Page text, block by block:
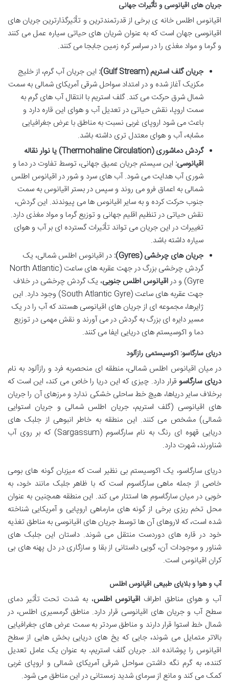
جریان های اقیانوسی و تأثیرات جهانی
اقیانوس اطلس خانه ی برخی از قدرتمندترین و تأثیرگذارترین جریان های
اقیانوسی جهان است که به عنوان شریان های حیاتی سیاره عمل می کنند
و گرما و مواد مغذی را در سراسر کره زمین جابجا می کنند.
جریان گلف استریم (Gulf Stream):
این جریان آب گرم، از خلیج
مکزیک آغاز شده و در امتداد سواحل شرقی آمریکای شمالی به سمت
شمال شرق حرکت می کند. گلف استریم با انتقال آب های گرم به
سمت اروپا، نقش حیاتی در تعدیل آب و هوای این قاره دارد و
باعث می شود اروپای غربی نسبت به مناطق با عرض جغرافیایی
مشابه، آب و هوای معتدل تری داشته باشد.
گردش دماشوری (Thermohaline Circulation) یا نوار نقاله
اقیانوسی: این سیستم جریان عمیق جهانی، توسط تفاوت در دما و
شوری آب هدایت می شود. آب های سرد و شور در اقیانوس اطلس
شمالی به اعماق فرو می روند و سپس در بستر اقیانوس به سمت
جنوب حرکت کرده و به سایر اقیانوس ها می پیوندند. این گردش،
نقش حیاتی در تنظیم اقلیم جهانی و توزیع گرما و مواد مغذی دارد.
تغییرات در این جریان می تواند تأثیرات گسترده ای بر آب و هوای
سیاره داشته باشد.
جریان های چرخشی (Gyres):
در اقیانوس اطلس شمالی، یک
گردش چرخشی بزرگ در جهت عقربه های ساعت (North Atlantic
Gyre) و در
اقیانوس اطلس جنوبی، یک گردش چرخشی در خلاف
جهت عقربه های ساعت (South Atlantic Gyre) وجود دارد. این
ژایرها، مجموعه ای از جریان های اقیانوسی هستند که آب را در یک
مسیر دایره ای بزرگ به گردش در می آورند و نقش مهمی در توزیع
دما و اکوسیستم های دریایی ایفا می کنند.
دریای سارگاسو: اکوسیستمی رازآلود
در میان اقیانوس اطلس شمالی، منطقه ای منحصربه فرد و رازآلود به نام
دریای سارگاسوقرار دارد. چیزی که این دریا را خاص می کند، این است که
برخلاف سایر دریاها، هیچ خط ساحلی خشکی ندارد و مرزهای آن را جریان
های اقیانوسی (گلف استریم، جریان اطلس شمالی و جریان استوایی
شمالی) مشخص می کنند. این منطقه به خاطر انبوهی از جلبک های
دریایی قهوه ای رنگ به نام سارگاسوم (Sargassum) که بر روی آب
شناورند، شهرت دارد.
دریای سارگاسو، یک اکوسیستم بی نظیر است که میزبان گونه های بومی
خاصی از جمله ماهی سارگاسوم است که با ظاهر جلبک مانند خود، به
خوبی در میان سارگاسوم ها استتار می کند. این منطقه همچنین به عنوان
محل تخم ریزی برخی از گونه های مارماهی اروپایی و آمریکایی شناخته
شده است، که لاروهای آن ها توسط جریان های اقیانوسی به مناطق تغذیه
خود در قاره های دوردست منتقل می شوند. داستان این جلبک های
شناور و موجودات آن، گویی داستانی از بقا و سازگاری در دل پهنه های بی
کران اقیانوس است.
آب و هوا و بلایای طبیعی اقیانوس اطلس
آب و هوای مناطق اطراف اقیانوس اطلس، به شدت تحت تأثیر دمای
سطح آب و جریان های اقیانوسی قرار دارد. مناطق گرمسیری اطلس، در
شمال خط استوا قرار دارند و مناطق سردتر به سمت عرض های جغرافیایی
بالاتر متمایل می شوند، جایی که یخ های دریایی بخش هایی از سطح
اقیانوس را پوشانده اند. جریان گلف استریم، به عنوان یک عامل تعدیل
کننده، به گرم نگه داشتن سواحل شرقی آمریکای شمالی و اروپای غربی
کمک می کند و مانع از سرمای شدید زمستانی در این مناطق می شود.